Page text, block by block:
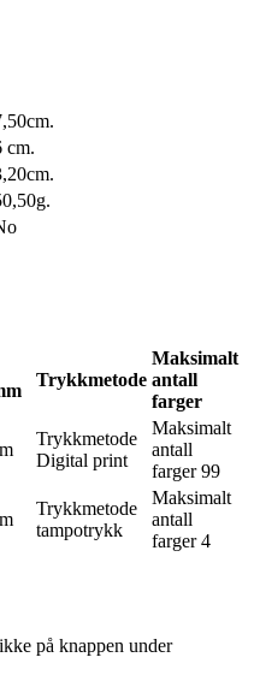
cm.
Trykkmetode
Maksimalt
antall
farger
Trykkmetode
Digital print
Maksimalt
antall
farger 99
Trykkmetode
tampotrykk
Maksimalt
antall
farger 4
på knappen under